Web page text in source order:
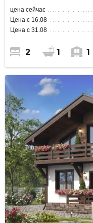
цена сейчас
Цена с 16.08
Цена с 31.08
2 1 1